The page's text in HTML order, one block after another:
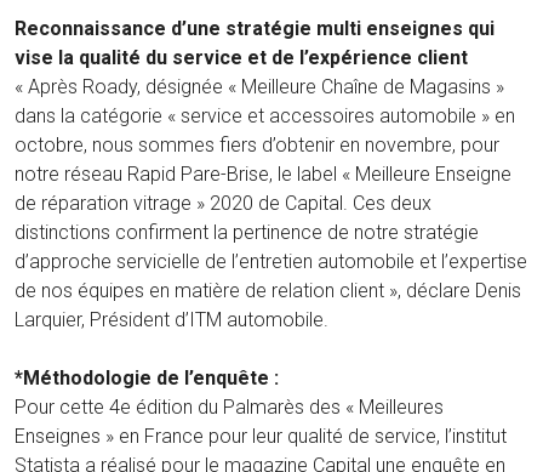
Reconnaissance d’une stratégie multi enseignes qui
vise la qualité du service et de l’expérience client
« Après Roady, désignée « Meilleure Chaîne de Magasins »
dans la catégorie « service et accessoires automobile » en
octobre, nous sommes fiers d’obtenir en novembre, pour
notre réseau Rapid Pare-Brise, le label « Meilleure Enseigne
de réparation vitrage » 2020 de Capital. Ces deux
distinctions confirment la pertinence de notre stratégie
d’approche servicielle de l’entretien automobile et l’expertise
de nos équipes en matière de relation client », déclare Denis
Larquier, Président d’ITM automobile.
*Méthodologie de l’enquête :
Pour cette 4e édition du Palmarès des « Meilleures
Enseignes » en France pour leur qualité de service, l’institut
Statista a réalisé pour le magazine Capital une enquête en